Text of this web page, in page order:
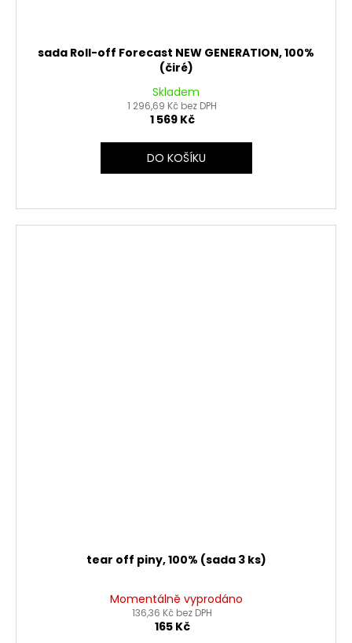
sada Roll-off Forecast NEW GENERATION, 100%
(čiré)
Skladem
1 296,69 Kč bez DPH
1 569 Kč
DO KOŠÍKU
tear off piny, 100% (sada 3 ks)
Momentálně vyprodáno
136,36 Kč bez DPH
165 Kč